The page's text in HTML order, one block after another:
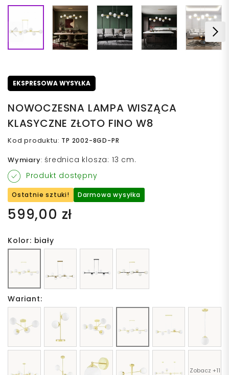
EKSPRESOWA WYSYŁKA
NOWOCZESNA LAMPA WISZĄCA
KLASYCZNE ZŁOTO FINO W8
Kod produktu: TP 2002-8GD-PR
Wymiary: średnica klosza: 13 cm.
Produkt dostępny
Ostatnie sztuki! Darmowa wysyłka
599,00 zł
Kolor: biały
Wariant:
Zobacz +11